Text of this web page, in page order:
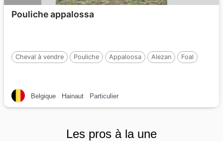
Pouliche appalossa
Cheval à vendre Pouliche Appaloosa Alezan Foal
Belgique Hainaut Particulier
Les pros à la une